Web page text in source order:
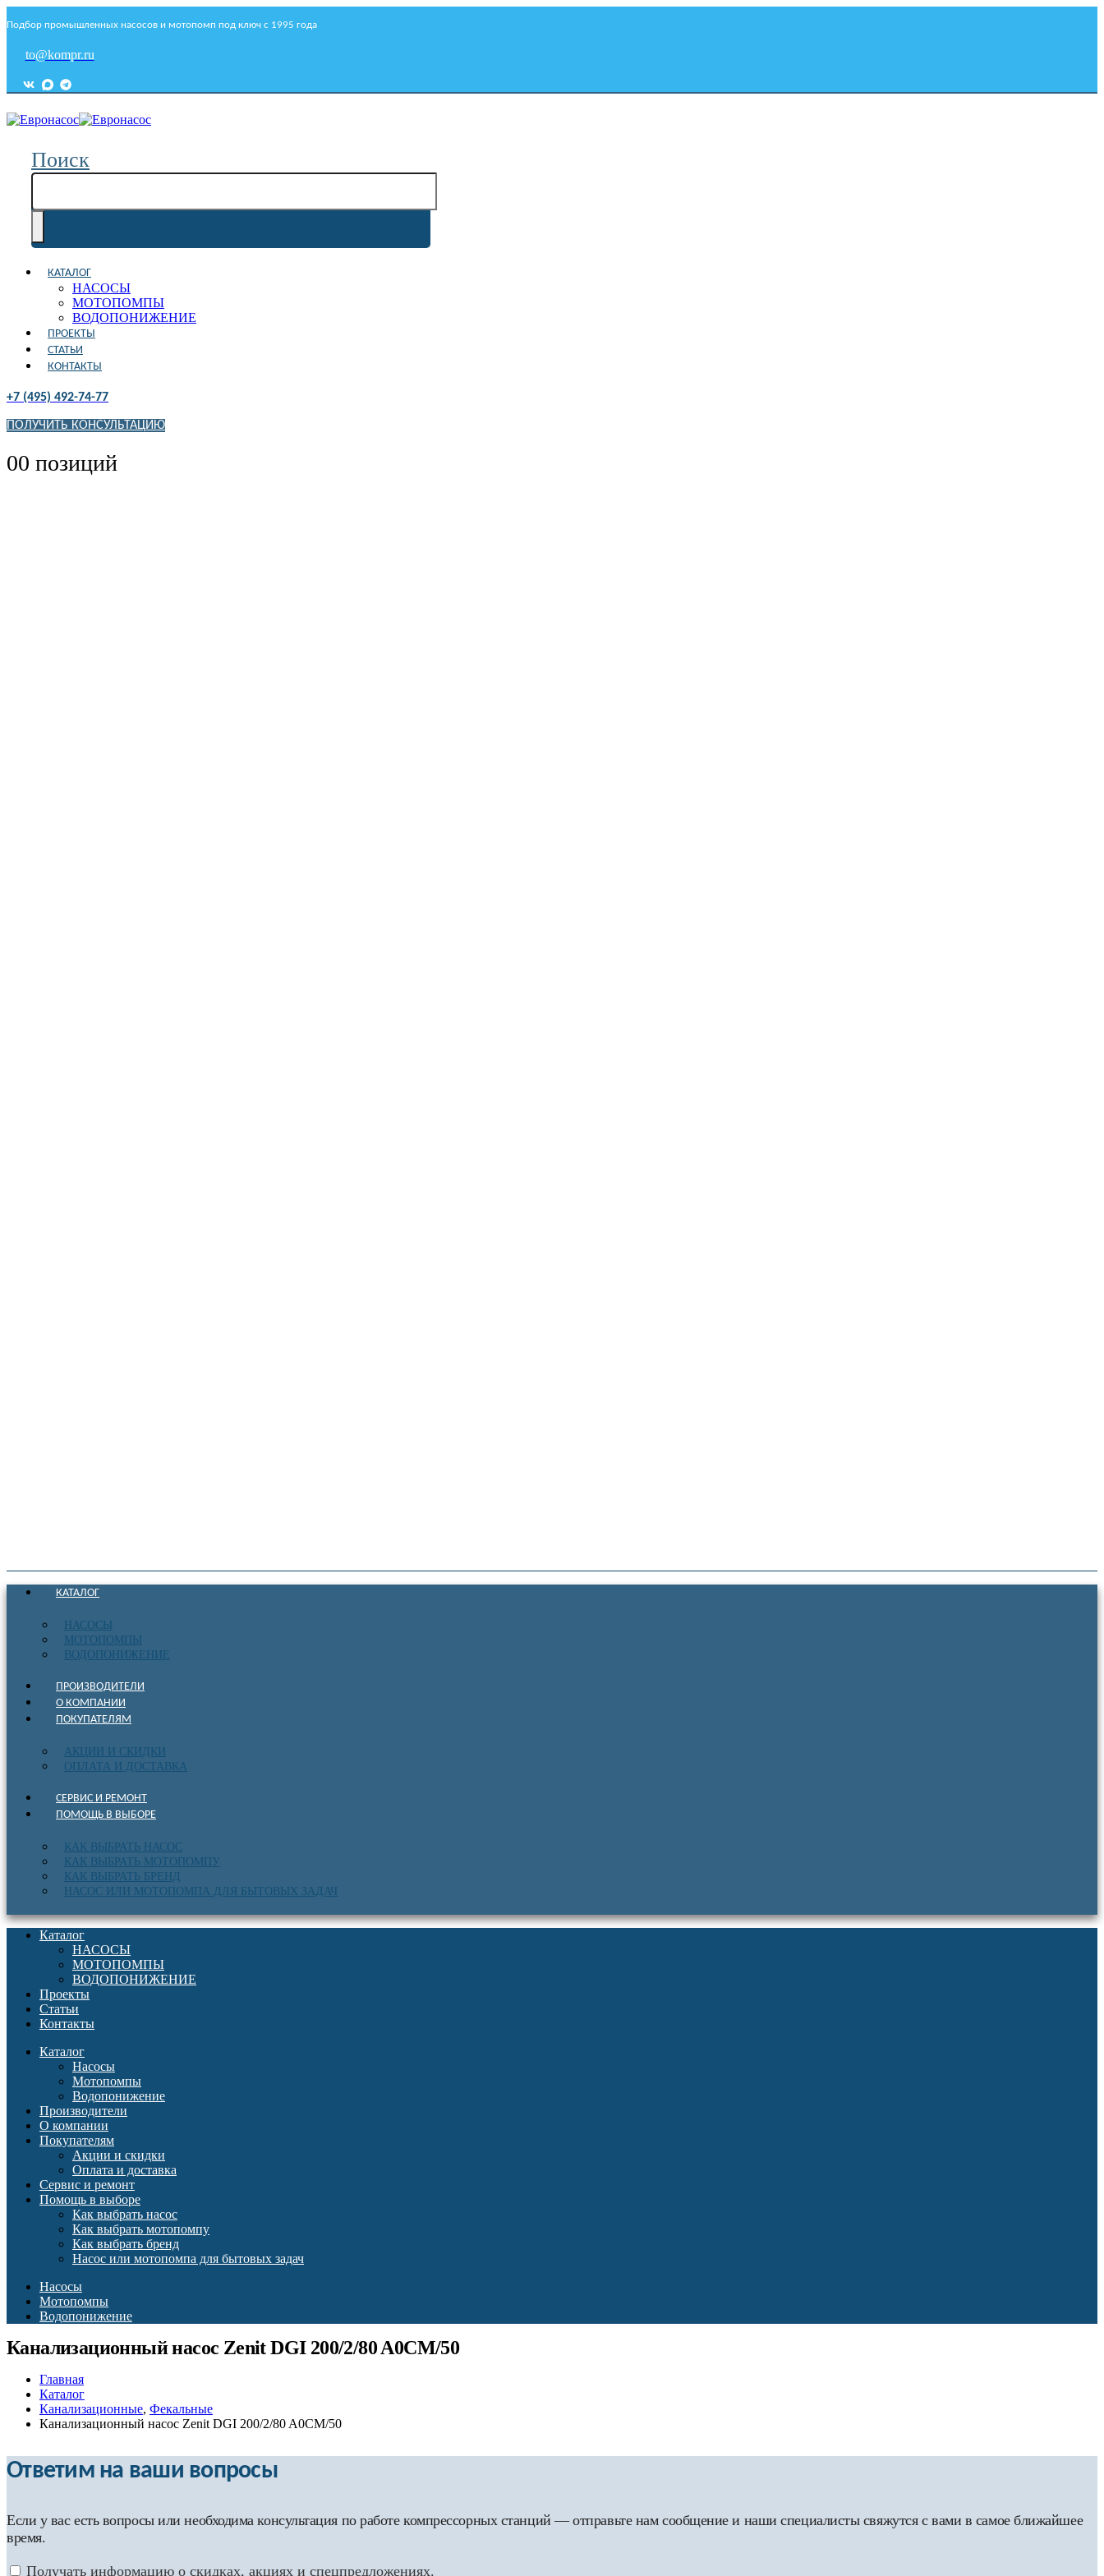
Подбор промышленных насосов и мотопомп под ключ с 1995 года
to@kompr.ru
Поиск
КАТАЛОГ
НАСОСЫ
МОТОПОМПЫ
ВОДОПОНИЖЕНИЕ
ПРОЕКТЫ
СТАТЬИ
КОНТАКТЫ
+7 (495) 492-74-77
ПОЛУЧИТЬ КОНСУЛЬТАЦИЮ
00 позиций
КАТАЛОГ
НАСОСЫ
МОТОПОМПЫ
ВОДОПОНИЖЕНИЕ
ПРОИЗВОДИТЕЛИ
О КОМПАНИИ
ПОКУПАТЕЛЯМ
АКЦИИ И СКИДКИ
ОПЛАТА И ДОСТАВКА
СЕРВИС И РЕМОНТ
ПОМОЩЬ В ВЫБОРЕ
КАК ВЫБРАТЬ НАСОС
КАК ВЫБРАТЬ МОТОПОМПУ
КАК ВЫБРАТЬ БРЕНД
НАСОС ИЛИ МОТОПОМПА ДЛЯ БЫТОВЫХ ЗАДАЧ
Каталог
НАСОСЫ
МОТОПОМПЫ
ВОДОПОНИЖЕНИЕ
Проекты
Статьи
Контакты
Каталог
Насосы
Мотопомпы
Водопонижение
Производители
О компании
Покупателям
Акции и скидки
Оплата и доставка
Сервис и ремонт
Помощь в выборе
Как выбрать насос
Как выбрать мотопомпу
Как выбрать бренд
Насос или мотопомпа для бытовых задач
Насосы
Мотопомпы
Водопонижение
Канализационный насос Zenit DGI 200/2/80 A0CM/50
Главная
Каталог
Канализационные, Фекальные
Канализационный насос Zenit DGI 200/2/80 A0CM/50
Ответим на ваши вопросы
Если у вас есть вопросы или необходима консультация по работе компрессорных станций — отправьте нам сообщение и наши специалисты свяжутся с вами в самое ближайшее
время.
Получать информацию о скидках, акциях и спецпредложениях.